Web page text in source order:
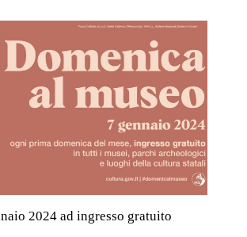
2024 ad ingresso gratuito